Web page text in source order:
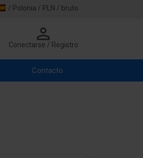
/ Polonia / PLN / bruto
Conectarse / Registro
Contacto